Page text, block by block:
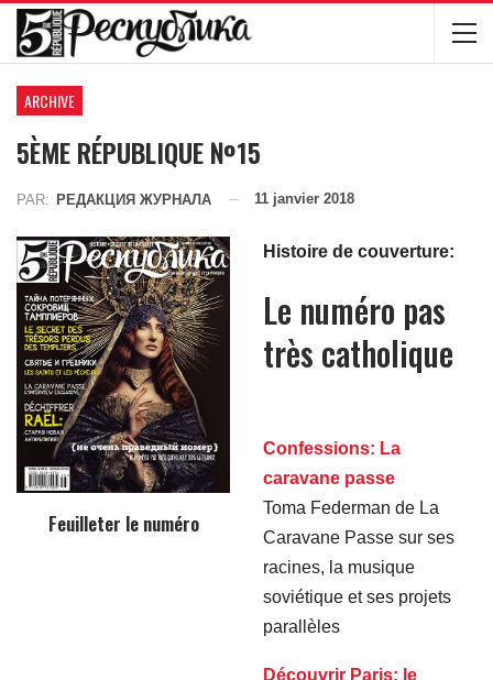
ARCHIVE
5ÈME RÉPUBLIQUE №15
PAR: РЕДАКЦИЯ ЖУРНАЛА 11 janvier 2018
Feuilleter le numéro
Histoire de couverture:
Le numéro pas
très catholique
Confessions: La
caravane passe
Toma Federman de La
Caravane Passe sur ses
racines, la musique
soviétique et ses projets
parallèles
Découvrir Paris: le